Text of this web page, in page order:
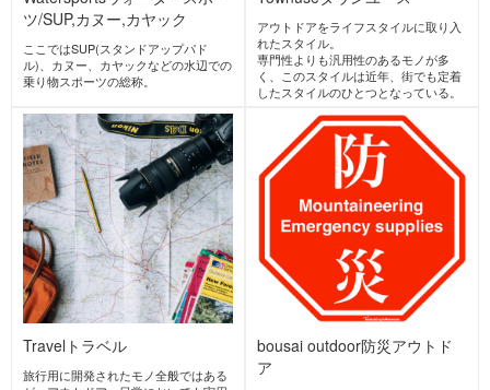
AlpineClimbingアルパインクラ
イミング
主たる目的がピークハント、つまり頂
上を目指すこと、及び岩壁自体を登り
切る登山のスタイル。
夏の3000m級の山域の岩稜登攀もこの
スタイルに入る。
IceClimbing
アイスクライミン
グ
冬期に凍ったルンゼ(沢)や氷壁・滝を
ロープを使って登る登攀スタイル。
近年では人工的に作られた氷瀑を登る
スタイルも人気がある。